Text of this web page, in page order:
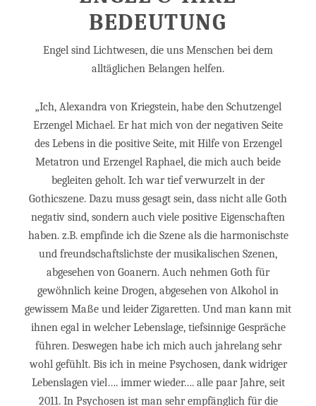
BEDEUTUNG
Engel sind Lichtwesen, die uns Menschen bei dem
alltäglichen Belangen helfen.
„Ich, Alexandra von Kriegstein, habe den Schutzengel
Erzengel Michael. Er hat mich von der negativen Seite
des Lebens in die positive Seite, mit Hilfe von Erzengel
Metatron und Erzengel Raphael, die mich auch beide
begleiten geholt. Ich war tief verwurzelt in der
Gothicszene. Dazu muss gesagt sein, dass nicht alle Goth
negativ sind, sondern auch viele positive Eigenschaften
haben. z.B. empfinde ich die Szene als die harmonischste
und freundschaftslichste der musikalischen Szenen,
abgesehen von Goanern. Auch nehmen Goth für
gewöhnlich keine Drogen, abgesehen von Alkohol in
gewissem Maße und leider Zigaretten. Und man kann mit
ihnen egal in welcher Lebenslage, tiefsinnige Gespräche
führen. Deswegen habe ich mich auch jahrelang sehr
wohl gefühlt. Bis ich in meine Psychosen, dank widriger
Lebenslagen viel…. immer wieder…. alle paar Jahre, seit
2011. In Psychosen ist man sehr empfänglich für die